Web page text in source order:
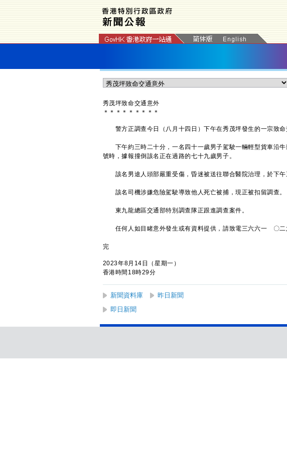
秀茂坪致命交通意外
＊ ＊ ＊ ＊ ＊ ＊ ＊ ＊ ＊
警方正調查今日（八月十四日）下午在秀茂坪發生的一宗致命
下午約三時二十分，一名四十一歲男子駕駛一輛輕型貨車沿牛
號時，據報撞倒該名正在過路的七十九歲男子。
該名男途人頭部嚴重受傷，昏迷被送往聯合醫院治理，於
該名司機涉嫌危險駕駛導致他人死亡被捕，現正被扣留調查。
東九龍總區交通部特別調查隊正跟進調查案件。
任何人如目睹意外發生或有資料提供，請致電三六六一 〇二
完
2023年8月14日（星期一）
香港時間18時29分
新聞資料庫 昨日新聞
即日新聞